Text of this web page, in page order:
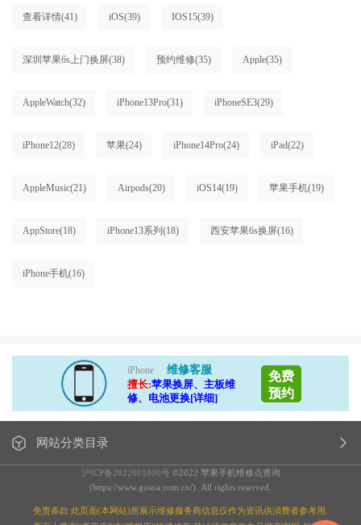
查看详情(41) iOS(39) IOS15(39)
深圳苹果6s上门换屏(38) 预约维修(35) Apple(35)
AppleWatch(32) iPhone13Pro(31) iPhoneSE3(29)
iPhone12(28) 苹果(24) iPhone14Pro(24) iPad(22)
AppleMusic(21) Airpods(20) iOS14(19) 苹果手机(19)
AppStore(18) iPhone13系列 (18) 西安苹果6s换屏(16)
iPhone手机(16)
iPhone
维修客服
擅长:苹果换屏、主板维
修、电池更换[详细]
免费
预约
网站分类目录
沪ICP备2022001800号 ©2022 苹果手机维修点查询
(https://www.gosoa.com.cn/). All rights reserved.
免责条款:此页面(本网站)所展示维修服务商信息仅作为资讯供消费者参考用.